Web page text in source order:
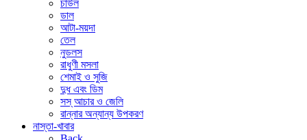
চাউল
ডাল
আটা-ময়দা
তেল
নুডলস
রাধুণী মসলা
শেমাই ও সুজি
দুধ এবং ডিম
সস্ আচার ও জেলি
রান্নার অন্যান্য উপকরণ
নাস্তা-খাবার